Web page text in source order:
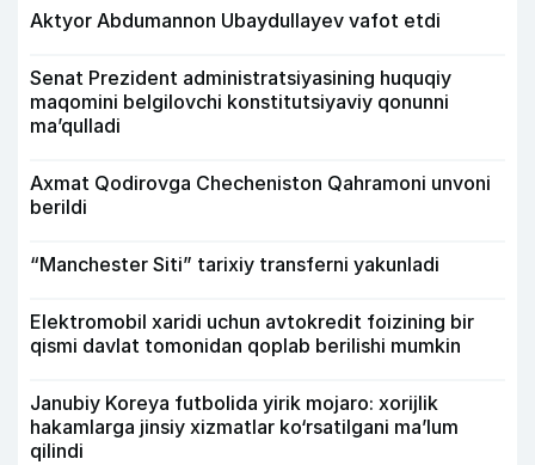
Aktyor Abdu­mannon Ubaydullayev vafot etdi
Senat Prezident administratsiyasining huquqiy
maqomini belgilovchi konstitutsiyaviy qonunni
ma’qulladi
Axmat Qodirovga Checheniston Qahramoni unvoni
berildi
“Manchester Siti” tarixiy transferni yakunladi
Elektromobil xaridi uchun avtokredit foizining bir
qismi davlat tomonidan qoplab berilishi mumkin
Janubiy Koreya futbolida yirik mojaro: xorijlik
hakamlarga jinsiy xizmatlar ko‘rsatilgani ma’lum
qilindi